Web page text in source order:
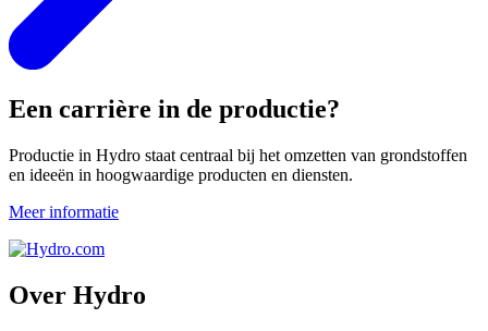
Een carrière in de productie?
Productie in Hydro staat centraal bij het omzetten van grondstoffen
en ideeën in hoogwaardige producten en diensten.
Meer informatie
Over Hydro